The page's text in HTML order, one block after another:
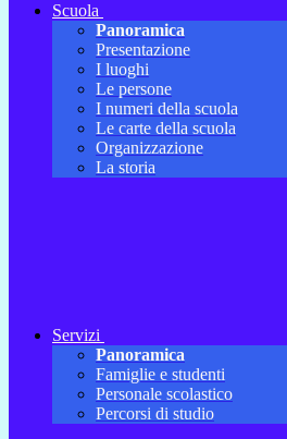
Scuola
Panoramica
Presentazione
I luoghi
Le persone
I numeri della scuola
Le carte della scuola
Organizzazione
La storia
Servizi
Panoramica
Famiglie e studenti
Personale scolastico
Percorsi di studio